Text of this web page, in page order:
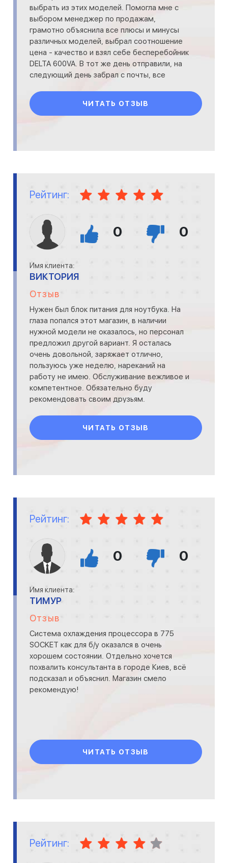
выбрать из этих моделей. Помогла мне с
выбором менеджер по продажам,
грамотно объяснила все плюсы и минусы
различных моделей, выбрал соотношение
цена - качество и взял себе бесперебойник
DELTA 600VA. В тот же день отправили, на
следующий день забрал с почты, все
ЧИТАТЬ ОТЗЫВ
Рейтинг:
0 0
Имя клиента:
ВИКТОРИЯ
Отзыв
Нужен был блок питания для ноутбука. На
глаза попался этот магазин, в наличии
нужной модели не оказалось, но персонал
предложил другой вариант. Я осталась
очень довольной, заряжает отлично,
пользуюсь уже неделю, нареканий на
работу не имею. Обслуживание вежливое и
компетентное. Обязательно буду
рекомендовать своим друзьям.
ЧИТАТЬ ОТЗЫВ
Рейтинг:
0 0
Имя клиента:
ТИМУР
Отзыв
Система охлаждения процессора в 775
SOCKET как для б/у оказался в очень
хорошем состоянии. Отдельно хочется
похвалить консультанта в городе Киев, всё
подсказал и объяснил. Магазин смело
рекомендую!
ЧИТАТЬ ОТЗЫВ
Рейтинг: